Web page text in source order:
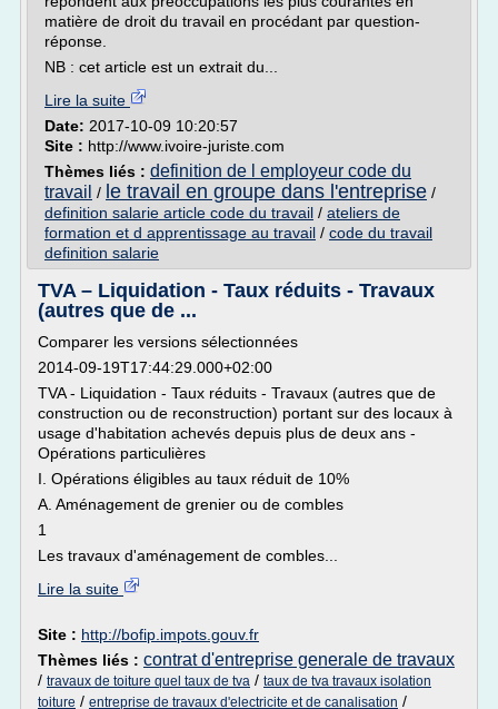
matière de droit du travail en procédant par question-
réponse.
NB : cet article est un extrait du...
Lire la suite
Date: 2017-10-09 10:20:57
Site : http://www.ivoire-juriste.com
Thèmes liés : definition de l employeur code du
travail / le travail en groupe dans l'entreprise /
definition salarie article code du travail / ateliers de
formation et d apprentissage au travail / code du travail
definition salarie
TVA – Liquidation - Taux réduits - Travaux
(autres que de ...
Comparer les versions sélectionnées
2014-09-19T17:44:29.000+02:00
TVA - Liquidation - Taux réduits - Travaux (autres que de
construction ou de reconstruction) portant sur des locaux à
usage d'habitation achevés depuis plus de deux ans -
Opérations particulières
I. Opérations éligibles au taux réduit de 10%
A. Aménagement de grenier ou de combles
1
Les travaux d'aménagement de combles...
Lire la suite
Site : http://bofip.impots.gouv.fr
Thèmes liés : contrat d'entreprise generale de travaux
/ travaux de toiture quel taux de tva / taux de tva travaux isolation
toiture / entreprise de travaux d'electricite et de canalisation /